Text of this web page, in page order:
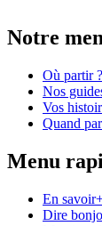
Notre
Où partir ?
Nos
Vos
Quand
Menu
En
Dire